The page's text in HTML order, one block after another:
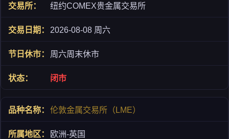
纽约COMEX贵金属交易所
2026-08-08 周六
周六周末休市
闭市
伦敦金属交易所（LME）
欧洲-英国